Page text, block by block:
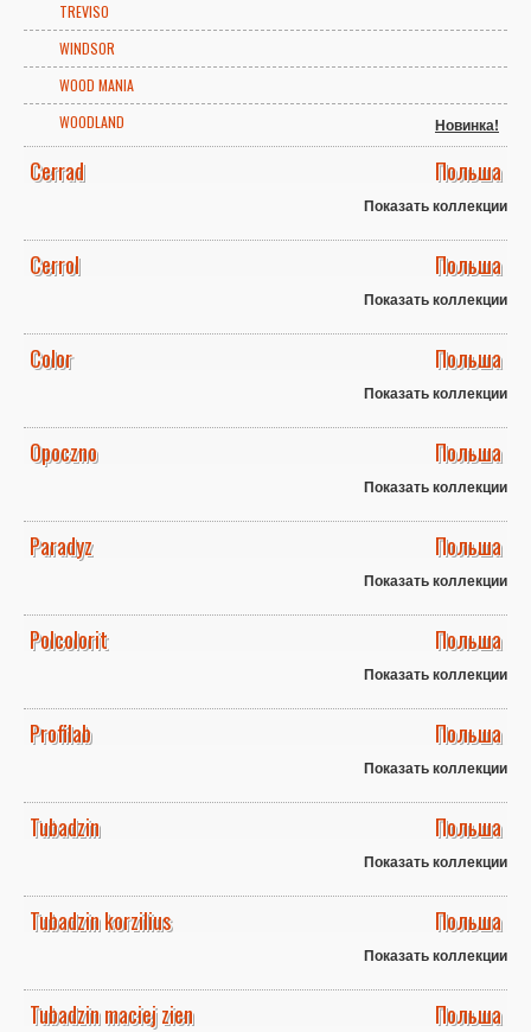
TREVISO
WINDSOR
WOOD MANIA
WOODLAND
Новинка!
Cerrad Польша
Показать коллекции
Cerrol Польша
Показать коллекции
Color Польша
Показать коллекции
Opoczno Польша
Показать коллекции
Paradyz Польша
Показать коллекции
Polcolorit Польша
Показать коллекции
Profilab Польша
Показать коллекции
Tubadzin Польша
Показать коллекции
Tubadzin korzilius Польша
Показать коллекции
Tubadzin maciej zien Польша